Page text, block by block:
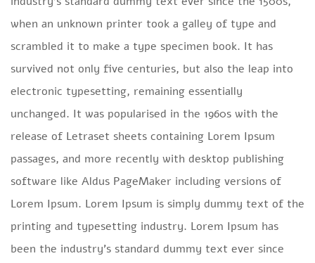
when an unknown printer took a galley of type and
scrambled it to make a type specimen book. It has
survived not only five centuries, but also the leap into
electronic typesetting, remaining essentially
unchanged. It was popularised in the 1960s with the
release of Letraset sheets containing Lorem Ipsum
passages, and more recently with desktop publishing
software like Aldus PageMaker including versions of
Lorem Ipsum. Lorem Ipsum is simply dummy text of the
printing and typesetting industry. Lorem Ipsum has
been the industry’s standard dummy text ever since